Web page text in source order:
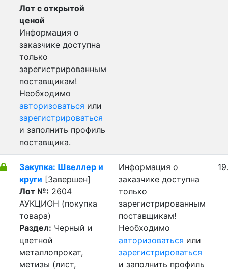
Лот с открытой
ценой
Информация о
заказчике доступна
только
зарегистрированным
поставщикам!
Необходимо
авторизоваться или
зарегистрироваться
и заполнить профиль
поставщика.
Закупка: Швеллер и
круги [Завершен]
Лот №: 2604
АУКЦИОН (покупка
товара)
Раздел: Черный и
цветной
металлопрокат,
метизы (лист,
Информация о
заказчике доступна
только
зарегистрированным
поставщикам!
Необходимо
авторизоваться или
зарегистрироваться
и заполнить профиль